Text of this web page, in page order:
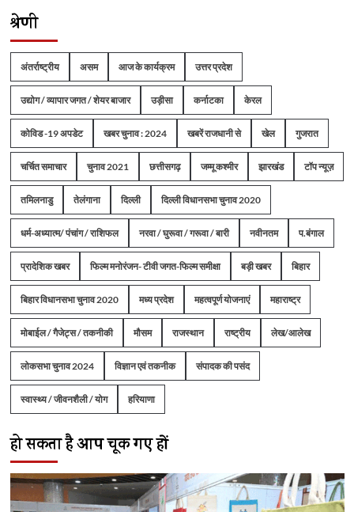
श्रेणी
अंतर्राष्ट्रीय असम आज के कार्यक्रम उत्तर प्रदेश
उद्योग / व्यापार जगत / शेयर बाजार उड़ीसा कर्नाटका केरल
कोविड -19 अपडेट खबर चुनाव : 2024 खबरें राजधानी से खेल गुजरात
चर्चित समाचार चुनाव 2021 छत्तीसगढ़ जम्मू कश्मीर झारखंड टॉप न्यूज़
तमिलनाडु तेलंगाना दिल्ली दिल्ली विधानसभा चुनाव 2020
धर्म-अध्यात्म/ पंचांग / राशिफल नरवा / घुरूवा / गरूवा / बारी नवीनतम प.बंगाल
प्रादेशिक खबर फिल्म मनोरंजन- टीवी जगत-फिल्म समीक्षा बड़ी खबर बिहार
बिहार विधानसभा चुनाव 2020 मध्य प्रदेश महत्वपूर्ण योजनाएं महाराष्ट्र
मोबाईल / गैजेट्स / तकनीकी मौसम राजस्थान राष्ट्रीय लेख/आलेख
लोकसभा चुनाव 2024 विज्ञान एवं तकनीक संपादक की पसंद
स्वास्थ्य / जीवनशैली / योग हरियाणा
हो सकता है आप चूक गए हों